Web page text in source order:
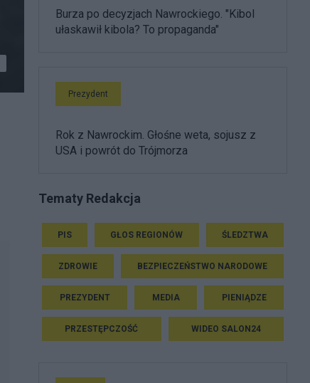
Burza po decyzjach Nawrockiego. "Kibol
ułaskawił kibola? To propaganda"
Prezydent
Rok z Nawrockim. Głośne weta, sojusz z
USA i powrót do Trójmorza
Tematy Redakcja
PIS GŁOS REGIONÓW ŚLEDZTWA
ZDROWIE BEZPIECZEŃSTWO NARODOWE
PREZYDENT MEDIA PIENIĄDZE
PRZESTĘPCZOŚĆ WIDEO SALON24